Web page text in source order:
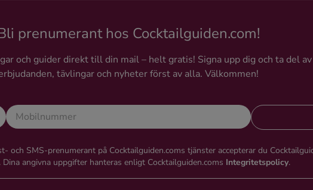
prenumerant hos Cocktailguiden.com!
och guider direkt till din mail – helt gratis! Signa upp dig och ta del
tävlingar och nyheter först av alla. Välkommen!
och SMS-prenumerant på Cocktailguiden.coms tjänster accepterar du
Dina angivna uppgifter hanteras enligt Cocktailguiden.coms Integritetspolicy.